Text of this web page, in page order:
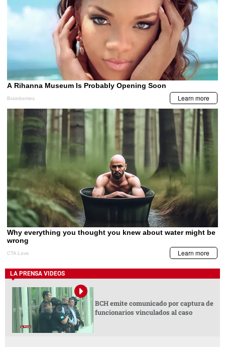
LA PRENSA VIDEOS
BCH emite comunicado por captura de
funcionarios vinculados al caso